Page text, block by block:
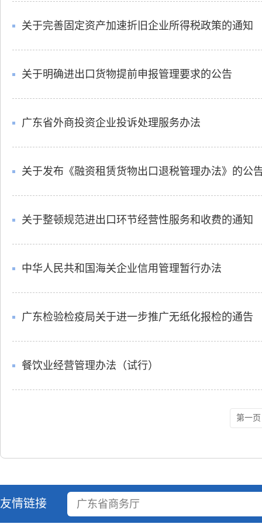
关于完善固定资产加速折旧企业所得税政策的通知
关于明确进出口货物提前申报管理要求的公告
广东省外商投资企业投诉处理服务办法
关于发布《融资租赁货物出口退税管理办法》的公
关于整顿规范进出口环节经营性服务和收费的通知
中华人民共和国海关企业信用管理暂行办法
广东检验检疫局关于进一步推广无纸化报检的通告
餐饮业经营管理办法（试行）
第一页
友情链接 广东省商务厅